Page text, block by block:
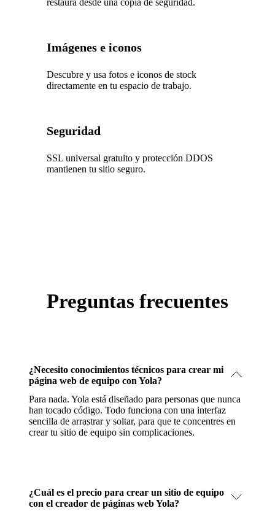
restaura desde una copia de seguridad.
Imágenes e iconos
Descubre y usa fotos e iconos de stock
directamente en tu espacio de trabajo.
Seguridad
SSL universal gratuito y protección DDOS
mantienen tu sitio seguro.
Preguntas frecuentes
¿Necesito conocimientos técnicos para crear mi
página web de equipo con Yola?
Para nada. Yola está diseñado para personas que nunca
han tocado código. Todo funciona con una interfaz
sencilla de arrastrar y soltar, para que te concentres en
crear tu sitio de equipo sin complicaciones.
¿Cuál es el precio para crear un sitio de equipo
con el creador de páginas web Yola?